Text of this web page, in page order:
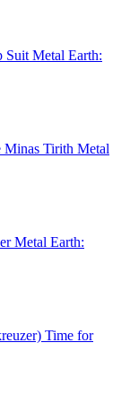
Metal Earth:
Metal
Metal Earth:
Time for